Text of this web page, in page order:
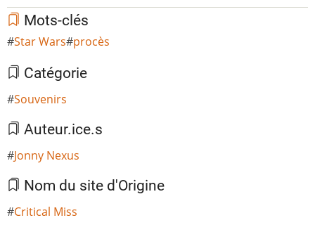
Mots-clés
Star Wars procès
Catégorie
Souvenirs
Auteur.ice.s
Jonny Nexus
Nom du site d'Origine
Critical Miss